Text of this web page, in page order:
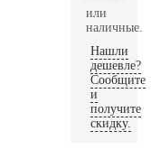
или
наличные.
Нашли
дешевле?
Сообщите
и
получите
скидку.